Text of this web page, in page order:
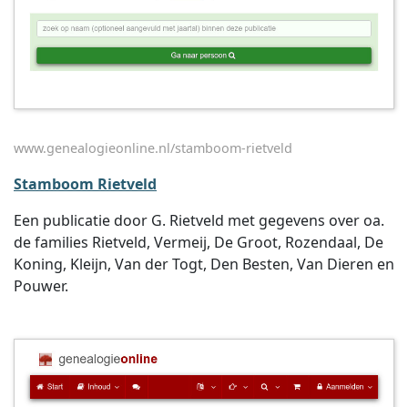
www.genealogieonline.nl/stamboom-rietveld
Stamboom Rietveld
Een publicatie door G. Rietveld met gegevens over oa.
de families Rietveld, Vermeij, De Groot, Rozendaal, De
Koning, Kleijn, Van der Togt, Den Besten, Van Dieren en
Pouwer.